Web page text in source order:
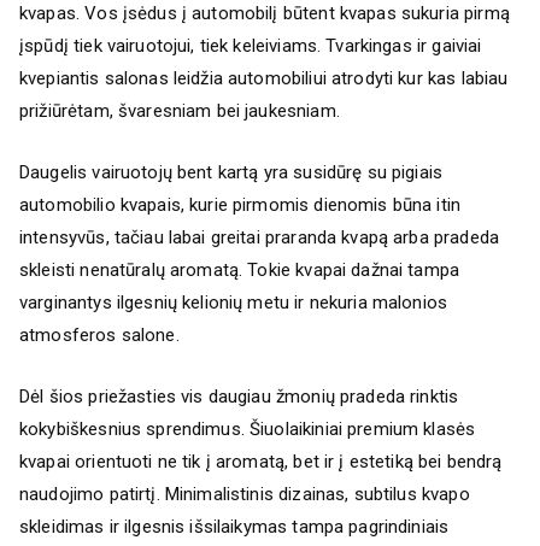
kvapas. Vos įsėdus į automobilį būtent kvapas sukuria pirmą
įspūdį tiek vairuotojui, tiek keleiviams. Tvarkingas ir gaiviai
kvepiantis salonas leidžia automobiliui atrodyti kur kas labiau
prižiūrėtam, švaresniam bei jaukesniam.
Daugelis vairuotojų bent kartą yra susidūrę su pigiais
automobilio kvapais, kurie pirmomis dienomis būna itin
intensyvūs, tačiau labai greitai praranda kvapą arba pradeda
skleisti nenatūralų aromatą. Tokie kvapai dažnai tampa
varginantys ilgesnių kelionių metu ir nekuria malonios
atmosferos salone.
Dėl šios priežasties vis daugiau žmonių pradeda rinktis
kokybiškesnius sprendimus. Šiuolaikiniai premium klasės
kvapai orientuoti ne tik į aromatą, bet ir į estetiką bei bendrą
naudojimo patirtį. Minimalistinis dizainas, subtilus kvapo
skleidimas ir ilgesnis išsilaikymas tampa pagrindiniais